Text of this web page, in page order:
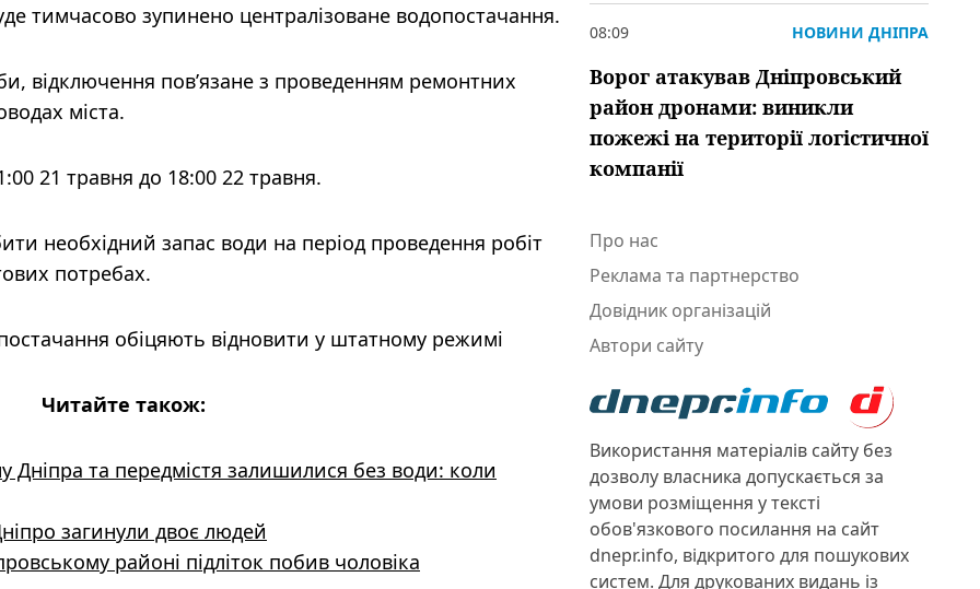
тимчасово зупинено централізоване водопостачання.
відключення пов’язане з проведенням ремонтних
міста.
21 травня до 18:00 22 травня.
необхідний запас води на період проведення робіт
потребах.
обіцяють відновити у штатному режимі
Читайте також:
Дніпра та передмістя залишилися без води: коли
загинули двоє людей
районі підліток побив чоловіка
08:09 НОВИНИ ДНІПРА
Ворог атакував Дніпровський
район дронами: виникли
пожежі на території логістичної
компанії
Про нас
Реклама та партнерство
Довідник організацій
Автори сайту
Використання матеріалів сайту без
дозволу власника допускається за
умови розміщення у тексті
обов'язкового посилання на сайт
dnepr.info, відкритого для пошукових
систем. Для друкованих видань із